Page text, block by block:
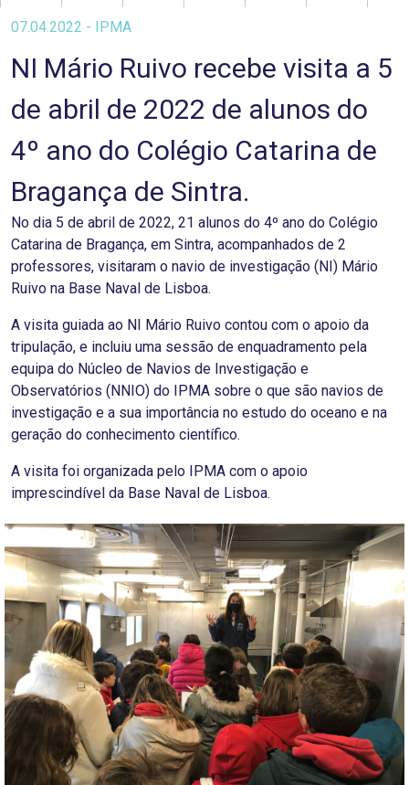
07.04.2022 - IPMA
NI Mário Ruivo recebe visita a 5
de abril de 2022 de alunos do
4º ano do Colégio Catarina de
Bragança de Sintra.
No dia 5 de abril de 2022, 21 alunos do 4º ano do Colégio
Catarina de Bragança, em Sintra, acompanhados de 2
professores, visitaram o navio de investigação (NI) Mário
Ruivo na Base Naval de Lisboa.
A visita guiada ao NI Mário Ruivo contou com o apoio da
tripulação, e incluiu uma sessão de enquadramento pela
equipa do Núcleo de Navios de Investigação e
Observatórios (NNIO) do IPMA sobre o que são navios de
investigação e a sua importância no estudo do oceano e na
geração do conhecimento científico.
A visita foi organizada pelo IPMA com o apoio
imprescindível da Base Naval de Lisboa.